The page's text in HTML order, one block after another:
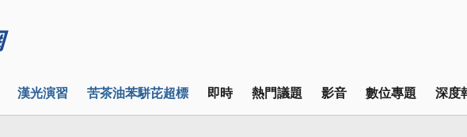
漢光演習 苦茶油苯駢芘超標 即時 熱門議題 影音 數位專題 深度